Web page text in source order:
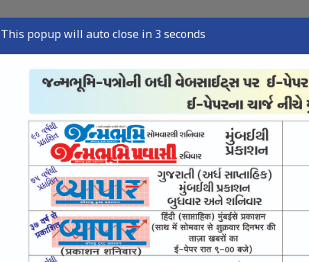
મુખ્ય સમાચાર ક્રાઇમ ન્યુઝ સ્પોર્ટ્સ ન્યુઝ તંત્રી લેખ
This popup will auto close in 2 seconds
બોક્સિંગ સ્પર્ધામાં જયનગર શાળાની છાત્રાઓ અવ્વલ
August 06, Thu, 2026